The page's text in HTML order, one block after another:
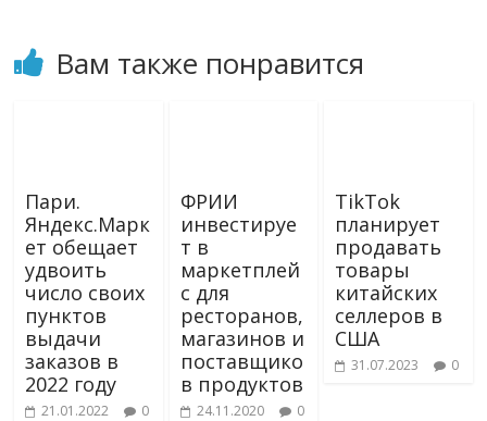
Вам также понравится
Пари.
Яндекс.Марк
ет обещает
удвоить
число своих
пунктов
выдачи
заказов в
2022 году
21.01.2022 0
ФРИИ
инвестируе
т в
маркетплей
с для
ресторанов,
магазинов и
поставщико
в продуктов
24.11.2020 0
TikTok
планирует
продавать
товары
китайских
селлеров в
США
31.07.2023 0